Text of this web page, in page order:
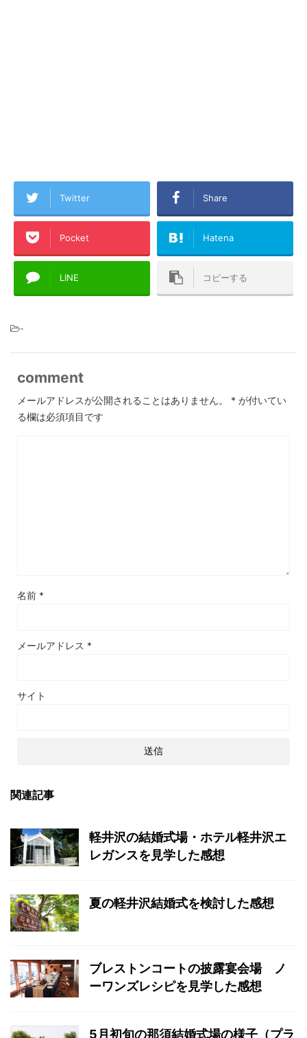
Twitter Share
Pocket Hatena
LINE コピーする
-
comment
メールアドレスが公開されることはありません。 * が付いてい
る欄は必須項目です
名前 *
メールアドレス *
サイト
関連記事
軽井沢の結婚式場・ホテル軽井沢エ
レガンスを見学した感想
夏の軽井沢結婚式を検討した感想
ブレストンコートの披露宴会場 ノ
ーワンズレシピを見学した感想
5月初旬の那須結婚式場の様子（プラ